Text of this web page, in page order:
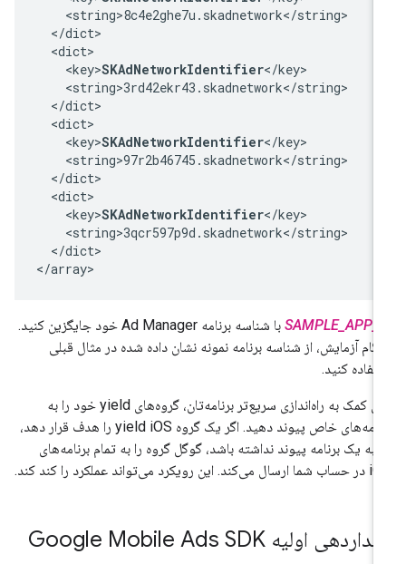
    <string>8c4e2ghe7u.skadnetwork</string>
  </dict>
  <dict>
    <key>
SKAdNetworkIdentifier</key>
    <string>3rd42ekr43.skadnetwork</string>
  </dict>
  <dict>
    <key>
SKAdNetworkIdentifier</key>
    <string>97r2b46745.skadnetwork</string>
  </dict>
  <dict>
    <key>
SKAdNetworkIdentifier</key>
    <string>3qcr597p9d.skadnetwork</string>
  </dict>
</array>
با شناسه برنامه Ad Manager خود جایگزین کنید.
آزمایش، از شناسه برنامه نمونه نشان داده شده در مثال قبلی
کنید.
برای کمک به راه‌اندازی سریع‌تر برنامه‌تان، گروه‌های yield خود را به
برنامه‌های خاص پیوند دهید. اگر یک گروه yield iOS را هدف قرار دهد،
به یک برنامه پیوند نداشته باشد، گوگل گروه را به تمام برنامه‌های
اولیهGoogle Mobile Ads SDK